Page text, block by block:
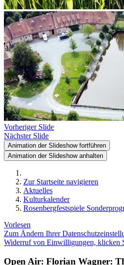
Vorheriger Slide
Nächster Slide
Animation der Slideshow fortführen
Animation der Slideshow anhalten
Zur Startseite navigieren
Aktuelles
Kulturkalender
Rosenbergfestspiele
Vorlesen
Zum Ändern Ihrer
Widerruf von Einwilligungen, klicken
Open Air: Florian Wagner: